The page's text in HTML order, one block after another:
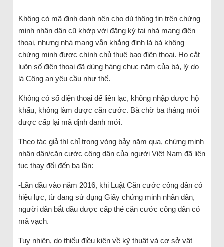
Không có mã định danh nên cho dù thông tin trên chứng
minh nhân dân cũ khớp với đăng ký tại nhà mạng điện
thoại, nhưng nhà mạng vẫn khẳng định là bà không
chứng minh được chính chủ thuê bao điện thoại. Họ cắt
luôn số điện thoại đã dùng hàng chục năm của bà, lý do
là Công an yêu cầu như thế.
Không có số điện thoại để liên lạc, không nhập được hộ
khẩu, không làm được căn cước. Bà chờ ba tháng mới
được cấp lại mã định danh mới.
Theo tác giả thì chỉ trong vòng bảy năm qua, chứng minh
nhân dân/căn cước công dân của người Việt Nam đã liên
tục thay đổi đến ba lần:
-Lần đầu vào năm 2016, khi Luật Căn cước công dân có
hiệu lực, từ đang sử dụng Giấy chứng minh nhân dân,
người dân bắt đầu được cấp thẻ căn cước công dân có
mã vạch.
Tuy nhiên, do thiếu điều kiện về kỹ thuật và cơ sở vật